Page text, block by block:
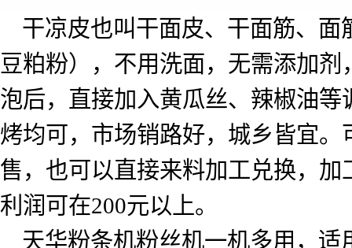
干凉皮也叫干面皮、干面筋、
豆粕粉），不用洗面，无需添加
泡后，直接加入黄瓜丝、辣椒油
烤均可，市场销路好，城乡皆宜
售，也可以直接来料加工兑换，加
利润可在200元以上。
天华粉条机粉丝机一机多用，